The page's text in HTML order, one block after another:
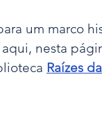
- Eventos
um marco
nesta
Raízes